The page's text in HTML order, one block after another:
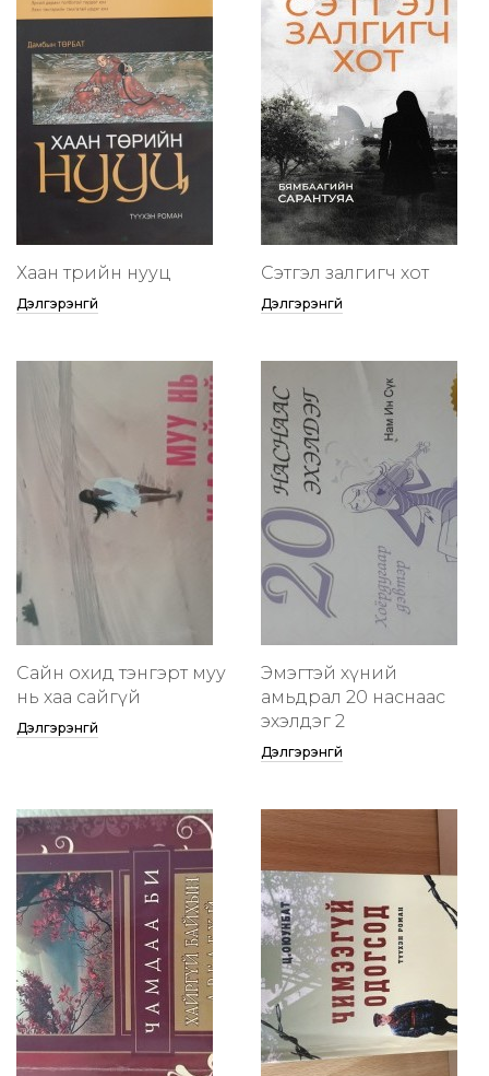
Хаан төрийн нууц
Дэлгэрэнгүй
Сэтгэл залгигч хот
Дэлгэрэнгүй
Сайн охид тэнгэрт муу
нь хаа сайгүй
Дэлгэрэнгүй
Эмэгтэй хүний
амьдрал 20 наснаас
эхэлдэг 2
Дэлгэрэнгүй